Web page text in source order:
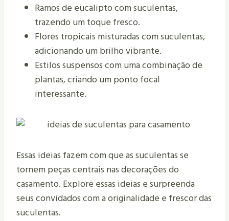
Ramos de eucalipto com suculentas,
trazendo um toque fresco.
Flores tropicais misturadas com suculentas,
adicionando um brilho vibrante.
Estilos suspensos com uma combinação de
plantas, criando um ponto focal
interessante.
Essas ideias fazem com que as suculentas se
tornem peças centrais nas decorações do
casamento. Explore essas ideias e surpreenda
seus convidados com a originalidade e frescor das
suculentas.